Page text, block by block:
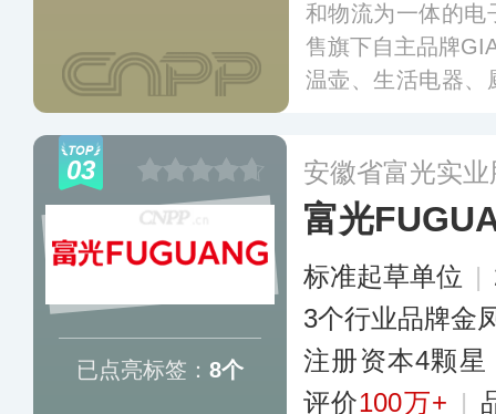
和物流为一体的电
售旗下自主品牌
温壶、生活电器、
03
已点亮标签： 8个
安徽省富光实
富光
标准起草单位 |
3个行业品牌金
注册资本4颗星
评价100万+ |